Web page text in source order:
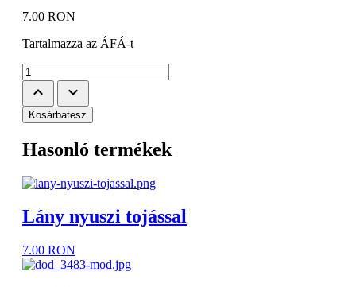
7.00 RON
Tartalmazza az ÁFÁ-t
keyboard_arrow_up keyboard_arrow_down
Kosárbatesz
Hasonló termékek
Lány nyuszi tojással
7.00 RON